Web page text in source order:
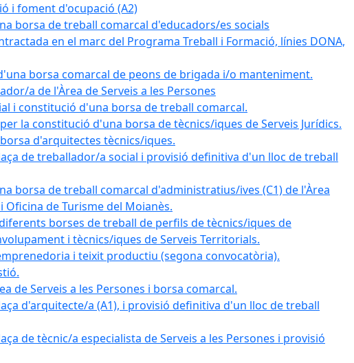
i foment d'ocupació (A2)
borsa de treball comarcal d'educadors/es socials
en el marc del Programa Treball i Formació, línies DONA,
borsa comarcal de peons de brigada i/o manteniment.
a de l'Àrea de Serveis a les Persones
i constitució d'una borsa de treball comarcal.
la constitució d'una borsa de tècnics/iques de Serveis Jurídics.
d'arquitectes tècnics/iques.
de treballador/a social i provisió definitiva d'un lloc de treball
borsa de treball comarcal d'administratius/ives (C1) de l'Àrea
Oficina de Turisme del Moianès.
borses de treball de perfils de tècnics/iques de
i tècnics/iques de Serveis Territorials.
i teixit productiu (segona convocatòria).
de Serveis a les Persones i borsa comarcal.
d'arquitecte/a (A1), i provisió definitiva d'un lloc de treball
de tècnic/a especialista de Serveis a les Persones i provisió